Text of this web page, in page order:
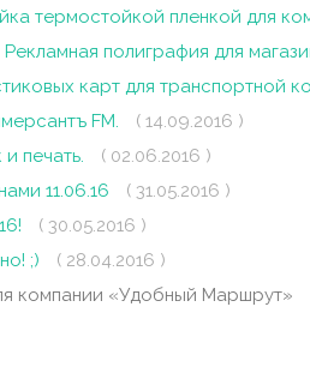
термостойкой пленкой для
полиграфия для
карт для транспортной
FM.
( 14.09.2016 )
печать.
( 02.06.2016 )
11.06.16
( 31.05.2016 )
( 30.05.2016 )
;)
( 28.04.2016 )
компании «Удобный Маршрут»